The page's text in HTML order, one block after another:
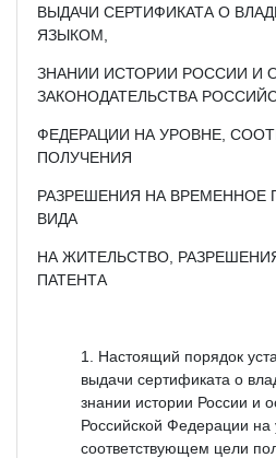
ВЫДАЧИ СЕРТИФИКАТА О
ЯЗЫКОМ,
ЗНАНИИ ИСТОРИИ РОССИИ И
ЗАКОНОДАТЕЛЬСТВА
ФЕДЕРАЦИИ НА УРОВНЕ,
ПОЛУЧЕНИЯ
РАЗРЕШЕНИЯ НА ВРЕМЕННОЕ
ВИДА
НА ЖИТЕЛЬСТВО,
ПАТЕНТА
Настоящий порядок
выдачи сертификата о
знании истории России и
Российской Федерации на
соответствующем цели